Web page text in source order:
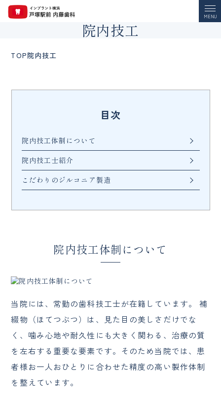
MENU
院内技工
TOP院内技工
目次
院内技工体制について
院内技工士紹介
こだわりのジルコニア製造
院内技工体制について
当院には、常勤の歯科技工士が在籍しています。 補
綴物（ほてつぶつ）は、見た目の美しさだけでな
く、噛み心地や耐久性にも大きく関わる、治療の質
を左右する重要な要素です。そのため当院では、患
者様お一人おひとりに合わせた精度の高い製作体制
を整えています。